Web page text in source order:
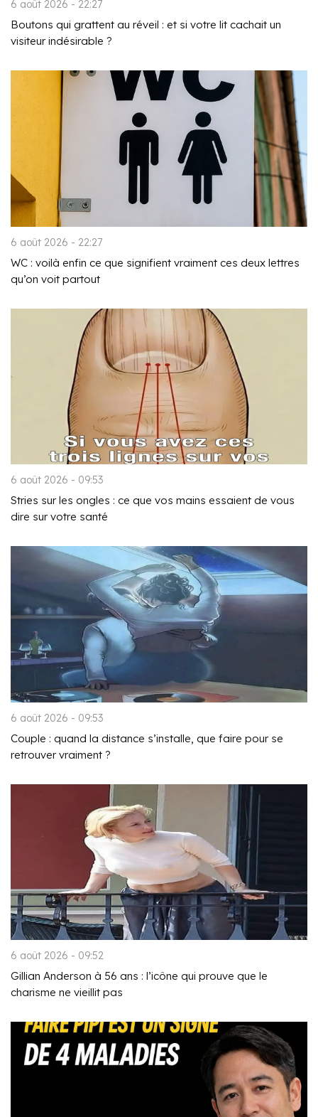
6 août 2026 - 22:27
Boutons qui grattent au réveil : et si votre lit cachait un
visiteur indésirable ?
6 août 2026 - 22:27
WC : voilà enfin ce que signifient vraiment ces deux lettres
qu’on voit partout
6 août 2026 - 09:53
Stries sur les ongles : ce que vos mains essaient de vous
dire sur votre santé
6 août 2026 - 09:53
Couple : quand la distance s’installe, que faire pour se
retrouver vraiment ?
6 août 2026 - 09:52
Gillian Anderson à 56 ans : l’icône qui prouve que le
charisme ne vieillit pas